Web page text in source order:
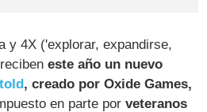
y 4X ('explorar, expandirse,
este año un nuevo
, creado por Oxide Games,
en parte porveteranos